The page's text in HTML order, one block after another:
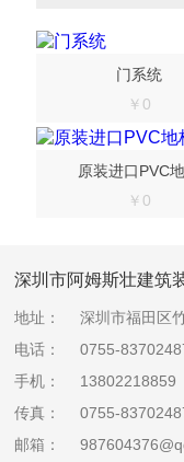
门系统
￥0
原装进口PVC
￥0
深圳市阿姆斯壮建筑
地址：
深圳市福田区
电话：
0755-
手机：
13802218859
传真：
0755-
邮箱：